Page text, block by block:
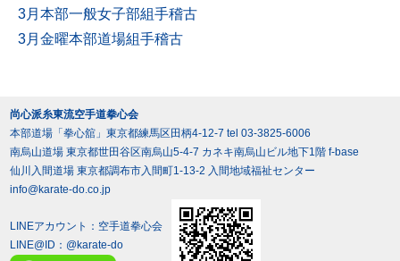
3月本部一般女子部組手稽古
3月金曜本部道場組手稽古
尚心派糸東流空手道拳心会
本部道場「拳心舘」東京都練馬区田柄4-12-7 tel 03-3825-6006
南烏山道場 東京都世田谷区南烏山5-4-7 カネキ南烏山ビル地下1階 f-base
仙川入間道場 東京都調布市入間町1-13-2 入間地域福祉センター
info@karate-do.co.jp
LINEアカウント：空手道拳心会
LINE@ID： @karate-do